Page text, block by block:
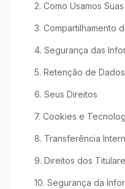
2. Como Usamos
3. Compartilhamento
4. Segurança das
5. Retenção de Dados
6. Seus Direitos
7. Cookies e
8. Transferência
9. Direitos dos
10. Segurança da